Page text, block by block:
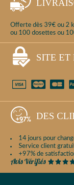
Offerte dès 39€ ou 2
ou 100 dosettes ou
SITE ET
DES
14 jours pour
Service client
+97% de